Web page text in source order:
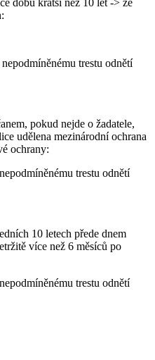
trestu odnětí
pokud nejde o žadatele,
udělena mezinárodní ochrana
ochrany:
trestu odnětí
10 letech přede dnem
více než 6 měsíců po
trestu odnětí